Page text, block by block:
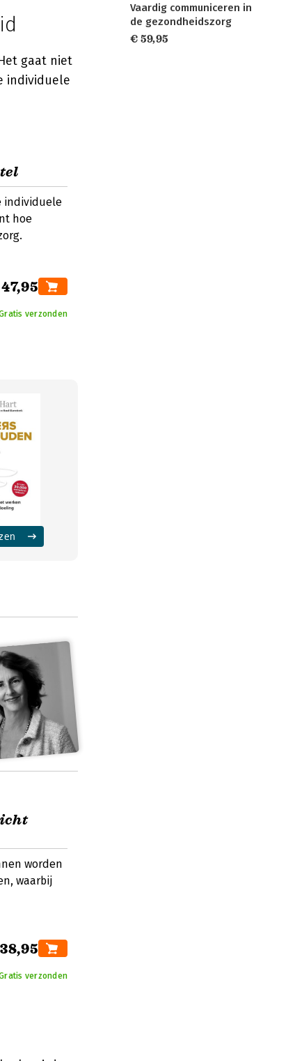
gaat niet
individuele
individuele
hoe
verzonden
worden
waarbij
verzonden
Vaardig communiceren in
de gezondheidszorg
€ 59,95